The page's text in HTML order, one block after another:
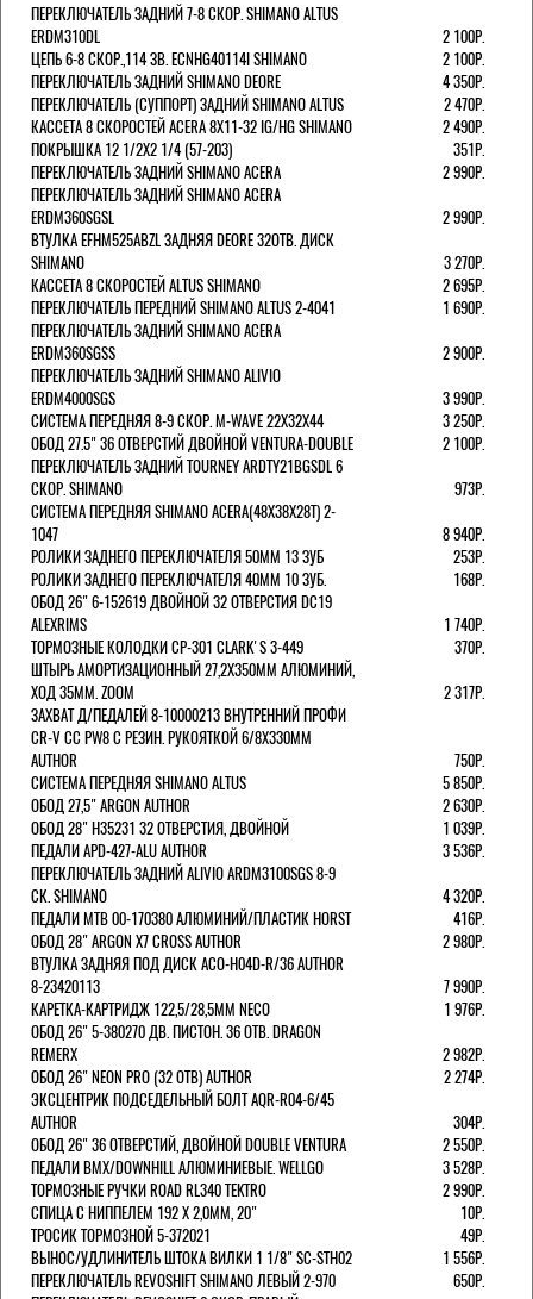
ПЕРЕКЛЮЧАТЕЛЬ ЗАДНИЙ 7-8 СКОР. SHIMANO ALTUS
ERDM310DL
2 100Р.
ЦЕПЬ 6-8 СКОР.,114 ЗВ. ECNHG40114I SHIMANO
2 100Р.
ПЕРЕКЛЮЧАТЕЛЬ ЗАДНИЙ SHIMANO DEORE
4 350Р.
ПЕРЕКЛЮЧАТЕЛЬ (СУППОРТ) ЗАДНИЙ SHIMANO ALTUS
2 470Р.
КАССЕТА 8 СКОРОСТЕЙ ACERA 8Х11-32 IG/HG SHIMANO
2 490Р.
ПОКРЫШКА 12 1/2X2 1/4 (57-203)
351Р.
ПЕРЕКЛЮЧАТЕЛЬ ЗАДНИЙ SHIMANO ACERA
2 990Р.
ПЕРЕКЛЮЧАТЕЛЬ ЗАДНИЙ SHIMANO ACERA
ERDM360SGSL
2 990Р.
ВТУЛКА EFHM525ABZL ЗАДНЯЯ DEORE 32ОТВ. ДИСК
SHIMANO
3 270Р.
КАССЕТА 8 СКОРОСТЕЙ ALTUS SHIMANO
2 695Р.
ПЕРЕКЛЮЧАТЕЛЬ ПЕРЕДНИЙ SHIMANO ALTUS 2-4041
1 690Р.
ПЕРЕКЛЮЧАТЕЛЬ ЗАДНИЙ SHIMANO ACERA
ERDM360SGSS
2 900Р.
ПЕРЕКЛЮЧАТЕЛЬ ЗАДНИЙ SHIMANO ALIVIO
ERDM4000SGS
3 990Р.
СИСТЕМА ПЕРЕДНЯЯ 8-9 СКОР. M-WAVE 22Х32Х44
3 250Р.
ОБОД 27.5" 36 ОТВЕРСТИЙ ДВОЙНОЙ VENTURA-DOUBLE
2 100Р.
ПЕРЕКЛЮЧАТЕЛЬ ЗАДНИЙ TOURNEY ARDTY21BGSDL 6
СКОР. SHIMANO
973Р.
СИСТЕМА ПЕРЕДНЯЯ SHIMANO ACERA(48Х38Х28Т) 2-
1047
8 940Р.
РОЛИКИ ЗАДНЕГО ПЕРЕКЛЮЧАТЕЛЯ 50ММ 13 ЗУБ
253Р.
РОЛИКИ ЗАДНЕГО ПЕРЕКЛЮЧАТЕЛЯ 40ММ 10 ЗУБ.
168Р.
ОБОД 26" 6-152619 ДВОЙНОЙ 32 ОТВЕРСТИЯ DC19
ALEXRIMS
1 740Р.
ТОРМОЗНЫЕ КОЛОДКИ CP-301 CLARK'S 3-449
370Р.
ШТЫРЬ АМОРТИЗАЦИОННЫЙ 27,2Х350ММ АЛЮМИНИЙ,
ХОД 35ММ. ZOOM
2 317Р.
ЗАХВАТ Д/ПЕДАЛЕЙ 8-10000213 ВНУТРЕННИЙ ПРОФИ
CR-V CC PW8 С РЕЗИН. РУКОЯТКОЙ 6/8X330ММ
AUTHOR
750Р.
СИСТЕМА ПЕРЕДНЯЯ SHIMANO ALTUS
5 850Р.
ОБОД 27,5" ARGON AUTHOR
2 630Р.
ОБОД 28" H35231 32 ОТВЕРСТИЯ, ДВОЙНОЙ
1 039Р.
ПЕДАЛИ APD-427-ALU AUTHOR
3 536Р.
ПЕРЕКЛЮЧАТЕЛЬ ЗАДНИЙ ALIVIO ARDM3100SGS 8-9
СК. SHIMANO
4 320Р.
ПЕДАЛИ MTB 00-170380 АЛЮМИНИЙ/ПЛАСТИК HORST
416Р.
ОБОД 28" ARGON X7 CROSS AUTHOR
2 980Р.
ВТУЛКА ЗАДНЯЯ ПОД ДИСК ACO-H04D-R/36 AUTHOR
8-23420113
7 990Р.
КАРЕТКА-КАРТРИДЖ 122,5/28,5ММ NECO
1 976Р.
ОБОД 26" 5-380270 ДВ. ПИСТОН. 36 ОТВ. DRAGON
REMERX
2 982Р.
ОБОД 26" NEON PRO (32 ОТВ) AUTHOR
2 274Р.
ЭКСЦЕНТРИК ПОДСЕДЕЛЬНЫЙ БОЛТ AQR-R04-6/45
AUTHOR
304Р.
ОБОД 26" 36 ОТВЕРСТИЙ, ДВОЙНОЙ DOUBLE VENTURA
2 550Р.
ПЕДАЛИ BMX/DOWNHILL АЛЮМИНИЕВЫЕ. WELLGO
3 528Р.
ТОРМОЗНЫЕ РУЧКИ ROAD RL340 TEKTRO
2 990Р.
СПИЦА С НИППЕЛЕМ 192 Х 2,0ММ, 20"
10Р.
ТРОСИК ТОРМОЗНОЙ 5-372021
49Р.
ВЫНОС/УДЛИНИТЕЛЬ ШТОКА ВИЛКИ 1 1/8" SC-STH02
1 556Р.
ПЕРЕКЛЮЧАТЕЛЬ REVOSHIFT SHIMANO ЛЕВЫЙ 2-970
650Р.